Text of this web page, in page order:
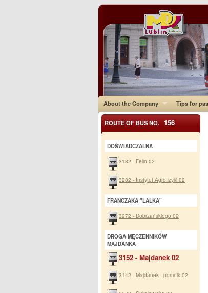
About the Company Tips for
ROUTE OF BUS NO. 156
DOŚWIADCZALNA
3182 - Felin 02
3282 - Instytut Agrofizyki 02
FRANCZAKA "LALKA"
3272 - Dobrzańskiego 02
DROGA MĘCZENNIKÓW
MAJDANKA
3152 - Majdanek 02
3142 - Majdanek - pomnik 02